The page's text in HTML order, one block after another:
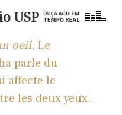
oeil, Le
parle du
affecte le
les deux yeux.